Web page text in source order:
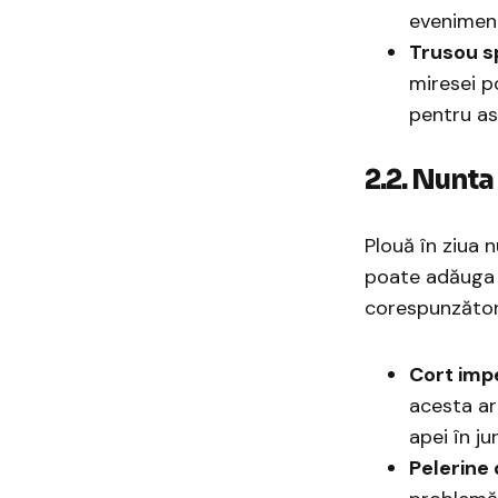
Trusou
miresei
pentru
2.2.
Plouă în ziua
poate
Cort
acesta
apei în
Pelerine